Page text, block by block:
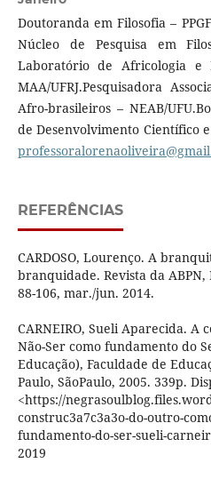
Doutoranda em Filosofia –
Núcleo de Pesquisa em
Laboratório de Africologia e
MAA/UFRJ.Pesquisadora
Afro-brasileiros – NEAB/
de Desenvolvimento Científico
REFERÊNCIAS
CARDOSO, Lourenço. A
branquidade. Revista da
88-106, mar./jun. 2014.
CARNEIRO, Sueli Aparecida. A
Não-Ser como fundamento do
Educação), Faculdade de
Paulo, SãoPaulo, 2005. 339p.
<https://
construc3a7c3a3o-do-outro-
fundamento-do-ser-sueli-
2019